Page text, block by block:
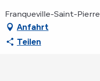
Franqueville-Saint-Pierre
Anfahrt
Teilen